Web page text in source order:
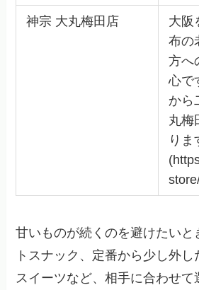
神宗 大丸梅田店
大阪
布の
方へ
心で
から
丸梅
りま
甘いものが続くのを避けたいと
トスナック、定番から少し外
スイーツなど、相手に合わせて